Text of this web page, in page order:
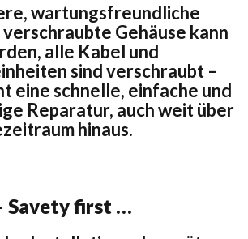
wartungsfreundliche
verschraubte Gehäuse kann
alle Kabel und
sind verschraubt –
eine schnelle, einfache und
Reparatur, auch weit über
hinaus.
Savety first …